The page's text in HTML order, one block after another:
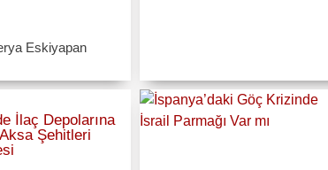
Eskiyapan
İlaç Depolarına
Aksa Şehitleri